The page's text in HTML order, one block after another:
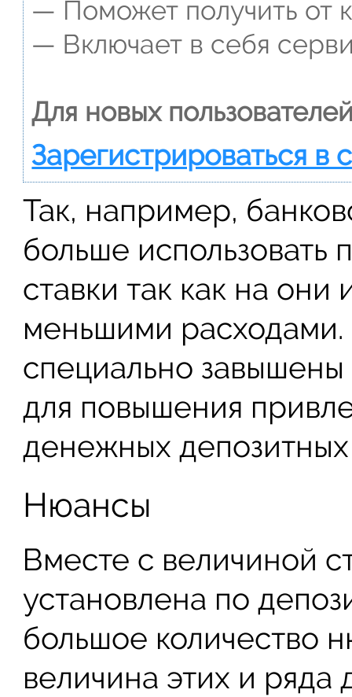
— Поможет получить от
— Включает в себя
Для новых
Зарегистрироваться в
Так, например,
больше
ставки так как на они
меньшими
специально завышены
для повышения
денежных депозитных
Нюансы
Вместе с величиной
установлена по
большое количество
величина этих и ряда